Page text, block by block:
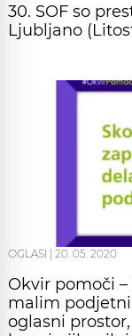
30. SOF so
Ljubljano
OGLASI 20. 05. 2020
Okvir pomoči
malim
oglasni